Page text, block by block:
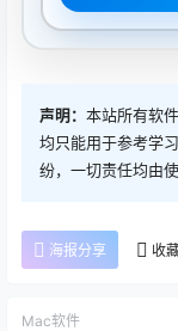
声明： 本站所有软
均只能用于参考学
纷，一切责任均由使
海报分享 收
Mac软件